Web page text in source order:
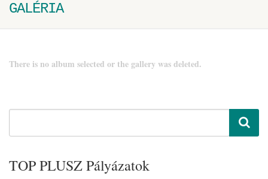
GALÉRIA
There is no album selected or the gallery was deleted.
TOP PLUSZ Pályázatok